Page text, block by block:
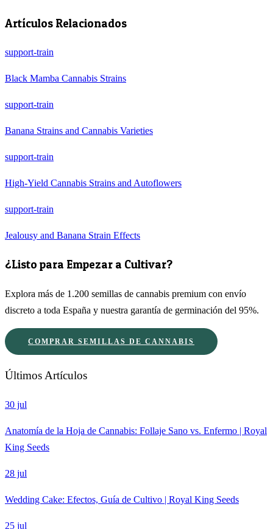
Artículos Relacionados
support-train
Black Mamba Cannabis Strains
support-train
Banana Strains and Cannabis Varieties
support-train
High-Yield Cannabis Strains and Autoflowers
support-train
Jealousy and Banana Strain Effects
¿Listo para Empezar a Cultivar?
Explora más de 1.200 semillas de cannabis premium con envío
discreto a toda España y nuestra garantía de germinación del 95%.
COMPRAR SEMILLAS DE CANNABIS
Últimos Artículos
30 jul
Anatomía de la Hoja de Cannabis: Follaje Sano vs. Enfermo | Royal
King Seeds
28 jul
Wedding Cake: Efectos, Guía de Cultivo | Royal King Seeds
25 jul